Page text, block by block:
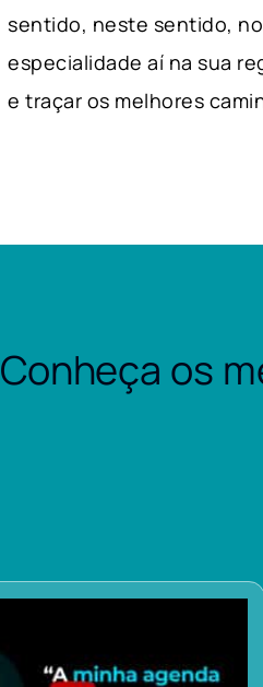
sentido, neste sentido,
especialidade aí na sua
e traçar os melhores
Conheça os